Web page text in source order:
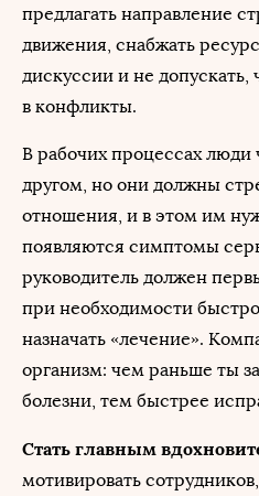
предлагать направление
движения, снабжать
дискуссии и не
в конфликты.
В рабочих процессах люди
другом, но они должны
отношения, и в этом им
появляются симптомы
руководитель должен
при необходимости
назначать «лечение».
организм: чем раньше ты
болезни, тем быстрее
Стать главным
мотивировать